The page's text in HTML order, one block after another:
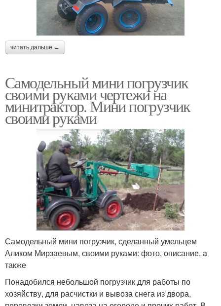
читать дальше →
Самодельный мини погрузчик
своими руками чертежи на
минитрактор. Мини погрузчик
своими руками
Самодельный мини погрузчик, сделанный умельцем
Аликом Мирзаевым, своими руками: фото, описание, а
также
Понадобился небольшой погрузчик для работы по
хозяйству, для расчистки и вывоза снега из двора,